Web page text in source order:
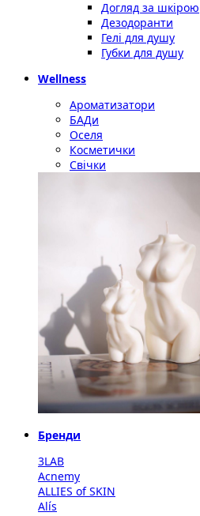
Догляд за шкірою
Дезодоранти
Гелі для душу
Губки для душу
Wellness
Ароматизатори
БАДи
Оселя
Косметички
Свічки
Бренди
3LAB
Acnemy
ALLIES of SKIN
Alís